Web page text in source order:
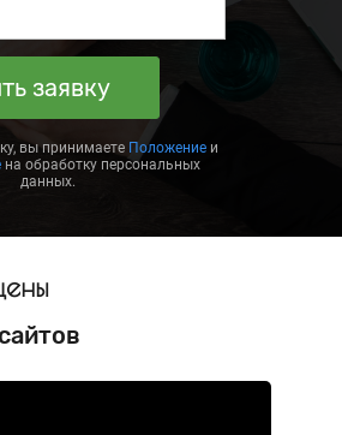
заявку
вы принимаете Положение и
на обработку персональных
данных.